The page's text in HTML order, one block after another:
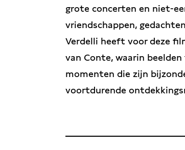
grote concerten en niet-
vriendschappen,
Verdelli heeft voor deze
van Conte, waarin
momenten die zijn
voortdurende